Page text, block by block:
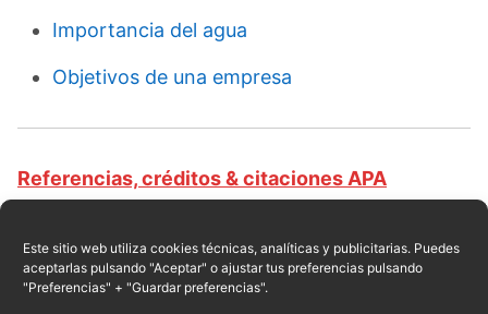
Este sitio web utiliza cookies técnicas, analíticas y publicitarias. Puedes
aceptarlas pulsando "Aceptar" o ajustar tus preferencias pulsando
"Preferencias" + "Guardar preferencias".
Importancia del agua
Objetivos de una empresa
Referencias, créditos & citaciones APA
de redacción profesional. (2017, 03). Clases de
efectividad. Escrito por:Robert de León.
Obtenido en fecha 08, 2026, desde el sitio web: